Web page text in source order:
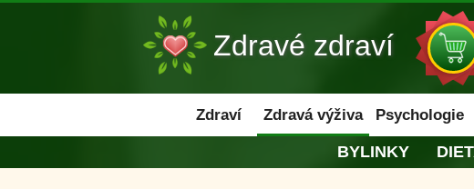
Zdravé zdraví
Zdraví Zdravá výživa Psychologie
BYLINKY